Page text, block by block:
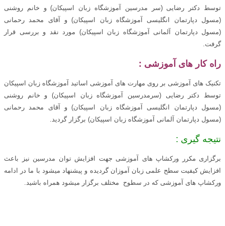
توسط دکتر رضایی (سر مدرسین آموزشگاه زبان اسپیکان) و خانم روشنی
(مسول دپارتمان انگلیسی آموزشگاه زبان اسپیکان) و آقای محمد رحمانی
(مسول دپارتمان آلمانی آموزشگاه زبان اسپیکان) مورد نقد و بررسی قرار
گرفت.
راه کار های آموزشی :
تکنیک های آموزشی بر روی مهارت های آموزشی اساتید آموزشگاه زبان اسپیکان
توسط دکتر رضایی (سرمدرسین آموزشگاه زبان اسپیکان) و خانم روشنی
(مسول دپارتمان انگلیسی آموزشگاه زبان اسپیکان) و آقای محمد رحمانی
(مسول دپارتمان آلمانی آموزشگاه زبان اسپیکان) برگزار گردید.
نتیجه گیری :
برگزاری مکرر ورکشاپ های آموزشی جهت افزایش توان مدرسین نیز باعث
افزایش کیفیت سطح علمی زبان آموزان گردیده و پیشنهاد میشود با ما در ادامه
ورکشاپ های آموزشی که در سطوح مختلف برگزار میشود همراه باشید.